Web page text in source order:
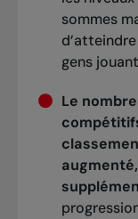
sommes
gens
Le